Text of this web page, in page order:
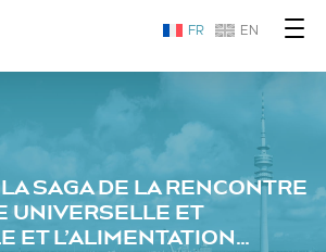
FR EN
SAGA DE LA RENCONTRE
UNIVERSELLE ET
ET L’ALIMENTATION…